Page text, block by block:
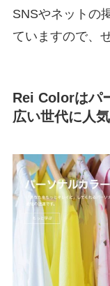
SNSやネットの
ていますので、
Rei Colorはパ
広い世代に人気